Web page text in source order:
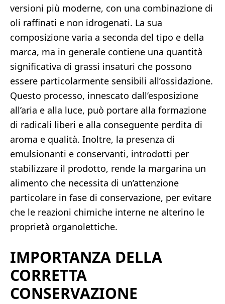
versioni più moderne, con una combinazione di
oli raffinati e non idrogenati. La sua
composizione varia a seconda del tipo e della
marca, ma in generale contiene una quantità
significativa di grassi insaturi che possono
essere particolarmente sensibili all’ossidazione.
Questo processo, innescato dall’esposizione
all’aria e alla luce, può portare alla formazione
di radicali liberi e alla conseguente perdita di
aroma e qualità. Inoltre, la presenza di
emulsionanti e conservanti, introdotti per
stabilizzare il prodotto, rende la margarina un
alimento che necessita di un’attenzione
particolare in fase di conservazione, per evitare
che le reazioni chimiche interne ne alterino le
proprietà organolettiche.
IMPORTANZA DELLA
CORRETTA
CONSERVAZIONE